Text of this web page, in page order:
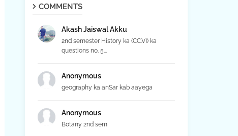
COMMENTS
Akash Jaiswal Akku
2nd semester History ka (CC.VI) ka
questions no. 5...
Anonymous
geography ka anSar kab aayega
Anonymous
Botany 2nd sem